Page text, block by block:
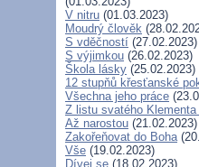
V nitru (01.03.2023)
Moudrý člověk
S vděčností (27.02.2023)
S výjimkou (26.02.2023)
Škola lásky (25.02.2023)
12 stupňů křesťanské
Všechna jeho práce
Z listu svatého
Až narostou (21.02.2023)
Zakořeňovat do Boha
Vše (19.02.2023)
Dívej se (18.02.2023)